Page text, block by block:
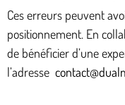
Ces erreurs peuvent
positionnement. En
de bénéficier d’une
l’adresse